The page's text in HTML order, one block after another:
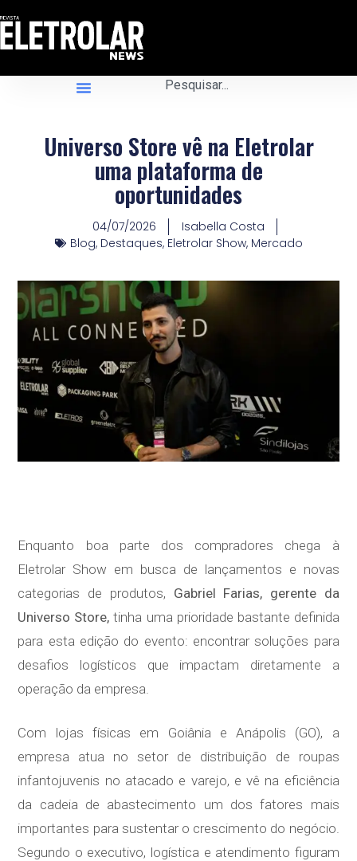
Universo Store vê na Eletrolar
uma plataforma de
oportunidades
04/07/2026
Isabella Costa
Blog, Destaques, Eletrolar Show, Mercado
Enquanto boa parte dos compradores chega à
Eletrolar Show em busca de lançamentos e novas
categorias de produtos, Gabriel Farias, gerente da
Universo Store,tinha uma prioridade bastante definida
para esta edição do evento: encontrar soluções para
desafios logísticos que impactam diretamente a
operação da empresa.
Com lojas físicas em Goiânia e Anápolis (GO), a
empresa atua no setor de distribuição de roupas
infantojuvenis no atacado e varejo, e vê na eficiência
da cadeia de abastecimento um dos fatores mais
importantes para sustentar o crescimento do negócio.
Segundo o executivo, logística e atendimento figuram